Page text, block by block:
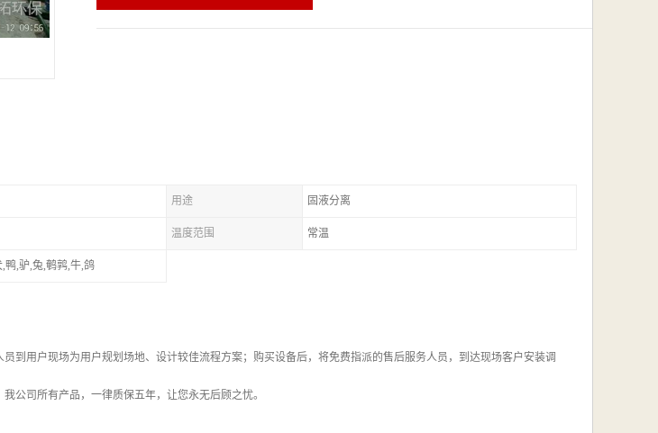
用途 固液分离
温度范围 常温
鸭,驴,兔,鹌鹑,牛,鸽
到用户现场为用户规划场地、设计较佳流程方案；购买设备后，将免费指派的售后服务人员，到达现场客户安装调
公司所有产品，一律质保五年，让您永无后顾之忧。